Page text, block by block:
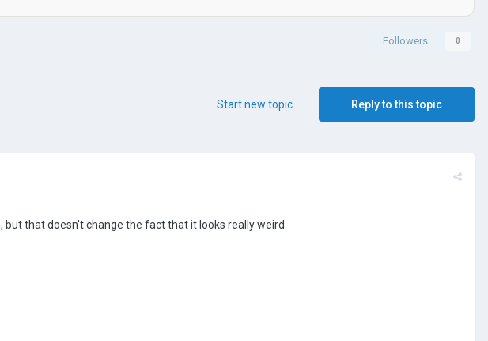
Followers 0
Reply to this topic
Start new topic
but that doesn't change the fact that it looks really weird.